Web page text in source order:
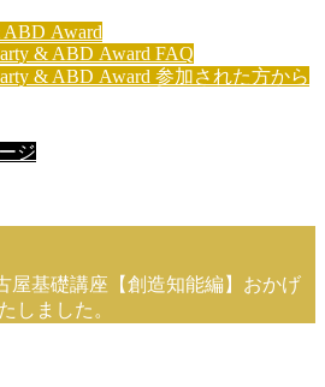
ABD Award
& ABD Award FAQ
& ABD Award 参加された方から
ジ
屋基礎講座【創造知能編】おかげ
しました。